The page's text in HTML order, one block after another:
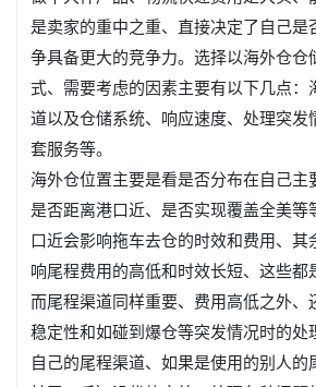
是卖家的重中之重、直接决定了自己是
争具备更大的竞争力。选择以海外仓仓
式、需要考虑的因素主要有以下几点：
道以及仓储系统、响应速度、处理突发
套服务等。
海外仓位置主要是看是否分布在自己主
是否距离港口近、是否实现覆盖全美等
口近会影响拖车去仓的时效和费用、其
响尾程费用的高低和时效长短、这些都
而尾程渠道同样重要、费用高低之外、
稳定性和如碰到爆仓等突发情况时的处
自己的尾程渠道、如果是使用的别人